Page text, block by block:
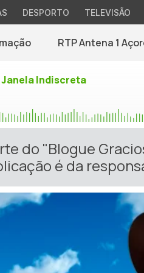
DESPORTO TELEVISÃO
RTP Antena 1
Janela Indiscreta
do "Blogue
é da